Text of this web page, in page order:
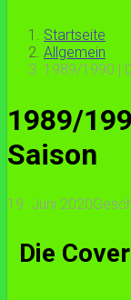
Startseite
Allgemein
1989/1990 |
1989/
Saison
19. Juni 2020
Die